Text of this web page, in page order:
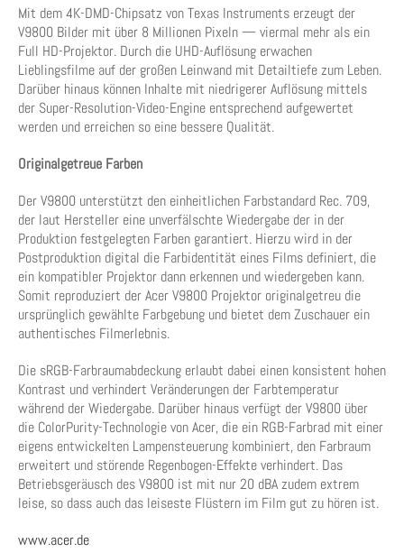
Mit dem 4K-DMD-Chipsatz von Texas Instruments erzeugt der
V9800 Bilder mit über 8 Millionen Pixeln — viermal mehr als ein
Full HD-Projektor. Durch die UHD-Auflösung erwachen
Lieblingsfilme auf der großen Leinwand mit Detailtiefe zum Leben.
Darüber hinaus können Inhalte mit niedrigerer Auflösung mittels
der Super-Resolution-Video-Engine entsprechend aufgewertet
werden und erreichen so eine bessere Qualität.
Originalgetreue Farben
Der V9800 unterstützt den einheitlichen Farbstandard Rec. 709,
der laut Hersteller eine unverfälschte Wiedergabe der in der
Produktion festgelegten Farben garantiert. Hierzu wird in der
Postproduktion digital die Farbidentität eines Films definiert, die
ein kompatibler Projektor dann erkennen und wiedergeben kann.
Somit reproduziert der Acer V9800 Projektor originalgetreu die
ursprünglich gewählte Farbgebung und bietet dem Zuschauer ein
authentisches Filmerlebnis.
Die sRGB-Farbraumabdeckung erlaubt dabei einen konsistent hohen
Kontrast und verhindert Veränderungen der Farbtemperatur
während der Wiedergabe. Darüber hinaus verfügt der V9800 über
die ColorPurity-Technologie von Acer, die ein RGB-Farbrad mit einer
eigens entwickelten Lampensteuerung kombiniert, den Farbraum
erweitert und störende Regenbogen-Effekte verhindert. Das
Betriebsgeräusch des V9800 ist mit nur 20 dBA zudem extrem
leise, so dass auch das leiseste Flüstern im Film gut zu hören ist.
www.acer.de